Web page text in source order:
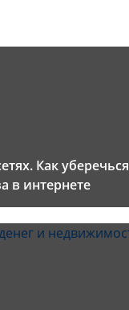
Как уберечься
в интернете